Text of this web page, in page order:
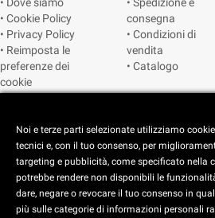
• Cookie Policy
• Privacy Policy
• Reimposta le
preferenze dei
cookie
consegna
• Condizioni di
vendita
• Catalogo
Copyright © 2025 CEART | Negozio
Noi e terze parti selezionate utilizziamo
tecnici e, con il tuo consenso, per
targeting e pubblicità, come specificato nella
potrebbe rendere non disponibili le
dare, negare o revocare il tuo consenso in
più sulle categorie di informazioni personali